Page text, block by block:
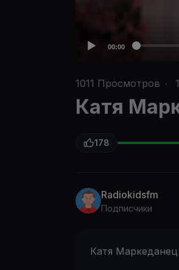
00:00
1011 Просмотров ·
Катя
178
Radiokidsfm
Подписчики
Катя